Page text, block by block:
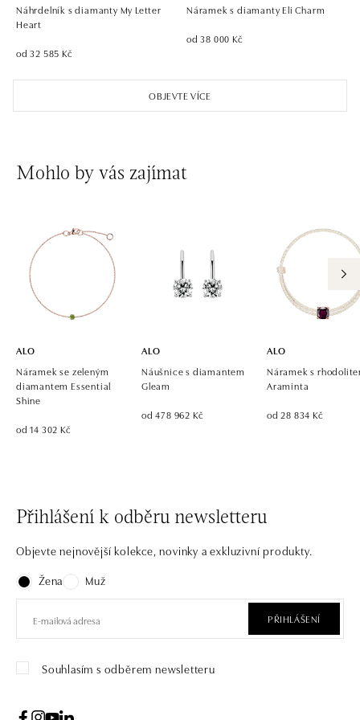
otevřeno v Pondělí od 09:00
Einsteinova 18, 851 01 Bratislava
ALO diamonds OC Avion, Bratislava
Ivanská cesta 16, 821 04 Bratislava
ALO diamonds OC Eurovea, Bratislava
Pribinova 8, 811 09 Bratislava
tel.: +421 917 090 700, +421 918 777 670
dnes otevřeno do 21:00
OBJEVTE VÍCE
Náhrdelník s diamanty My Letter
Heart
od 32 585 Kč
Náramek s diamanty Eli Charm
od 38 000 Kč
Mohlo by vás zajímat
ALO
Náramek se zeleným
diamantem Essential
Shine
od 14 302 Kč
ALO
Náušnice s diamantem
Gleam
od 478 962 Kč
ALO
Náramek s
Araminta
od 28 834 Kč
Přihlášení k odběru newsletteru
Objevte nejnovější kolekce, novinky a exkluzivní produkty.
Žena
Muž
PŘIHLÁŠENÍ
Souhlasím s odběrem newsletteru